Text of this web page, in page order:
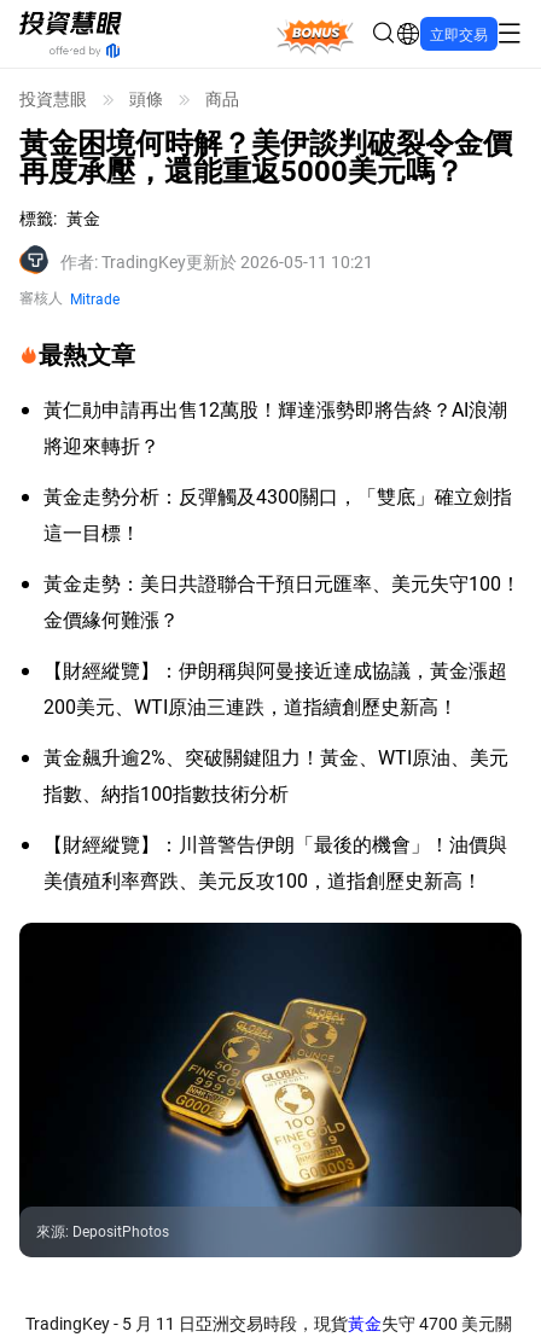
Bonus 立即交易
投資慧眼 頭條 商品
黃金困境何時解？美伊談判破裂令金價
再度承壓，還能重返5000美元嗎？
標籤: 黃金
作者:TradingKey更新於 2026-05-11 10:21
審核人 Mitrade
最熱文章
黃仁勛申請再出售12萬股！輝達漲勢即將告終？AI浪潮
將迎來轉折？
黃金走勢分析：反彈觸及4300關口，「雙底」確立劍指
這一目標！
黃金走勢：美日共證聯合干預日元匯率、美元失守100！
金價緣何難漲？
【財經縱覽】：伊朗稱與阿曼接近達成協議，黃金漲超
200美元、WTI原油三連跌，道指續創歷史新高！
黃金飆升逾2%、突破關鍵阻力！黃金、WTI原油、美元
指數、納指100指數技術分析
【財經縱覽】：川普警告伊朗「最後的機會」！油價與
美債殖利率齊跌、美元反攻100，道指創歷史新高！
來源: DepositPhotos
TradingKey - 5 月 11 日亞洲交易時段，現貨黃金失守 4700 美元關